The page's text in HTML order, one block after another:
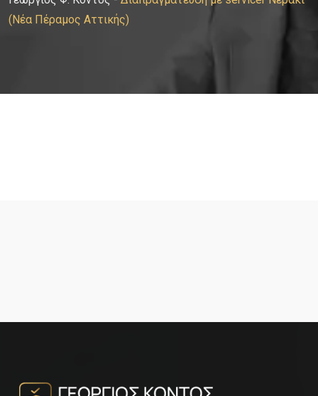
(Νέα Πέραμος Αττικής)